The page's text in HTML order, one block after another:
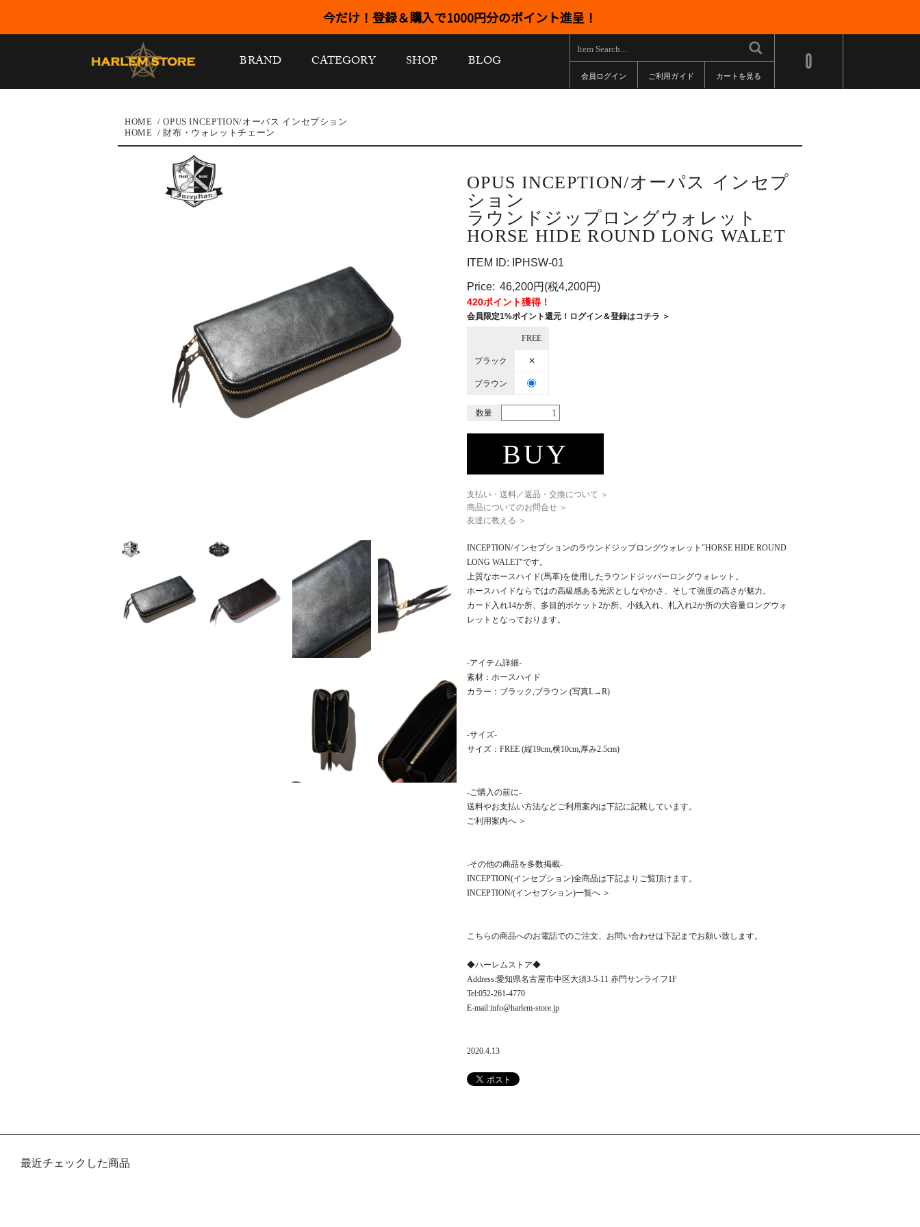
今だけ！登録＆購入で1000円分のポイント進呈！
BRAND CATEGORY SHOP BLOG 0
会員ログイン ご利用ガイド カートを見る
HOME /OPUS INCEPTION/オーパス インセプション
HOME / 財布・ウォレットチェーン
OPUS INCEPTION/オーパス インセプ
ション
ラウンドジップロングウォレット
HORSE HIDE ROUND LONG WALET
ITEM ID: IPHSW-01
Price: 46,200円(税4,200円)
420ポイント獲得！
会員限定1%ポイント還元！ログイン＆登録はコチラ ＞
FREE
ブラック ✕
ブラウン
数量
BUY
支払い・送料／返品・交換について ＞
商品についてのお問合せ ＞
友達に教える ＞
INCEPTION/インセプションのラウンドジップロングウォレット"HORSE HIDE ROUND
LONG WALET"です。
上質なホースハイド(馬革)を使用したラウンドジッパーロングウォレット。
ホースハイドならではの高級感ある光沢としなやかさ、そして強度の高さが魅力。
カード入れ14か所、多目的ポケット2か所、小銭入れ、札入れ2か所の大容量ロングウォ
レットとなっております。
-アイテム詳細-
素材：ホースハイド
カラー：ブラック,ブラウン (写真L→R)
-サイズ-
サイズ：FREE (縦19cm,横10cm,厚み2.5cm)
-ご購入の前に-
送料やお支払い方法などご利用案内は下記に記載しています。
ご利用案内へ ＞
-その他の商品を多数掲載-
INCEPTION(インセプション)全商品は下記よりご覧頂けます。
INCEPTION/(インセプション)一覧へ ＞
こちらの商品へのお電話でのご注文、お問い合わせは下記までお願い致します。
◆ハーレムストア◆
Address:愛知県名古屋市中区大須3-5-11 赤門サンライフ1F
Tel:052-261-4770
E-mail:info@harlem-store.jp
2020.4.13
最近チェックした商品